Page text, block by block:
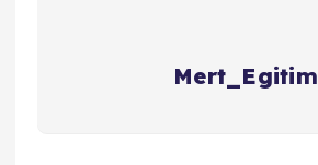
Mert_Egitim